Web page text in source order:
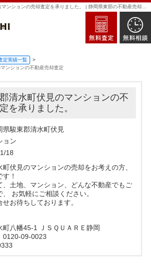
定実績一覧
ンションの不動産売却査定
清水町伏見のマンションの不
を承りました。
県駿東郡清水町伏見
ョン
18
伏見のマンションの売却をお考えの方、
！
、土地、マンション、どんな不動産でもご
お気軽にご相談ください。
お待ちしております。
町八幡45-1 ＪＳＱＵＡＲＥ静岡
0120-09-0023